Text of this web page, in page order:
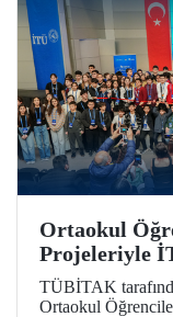
Ortaokul
Projeleriyle
TÜBİTAK
Ortaokul